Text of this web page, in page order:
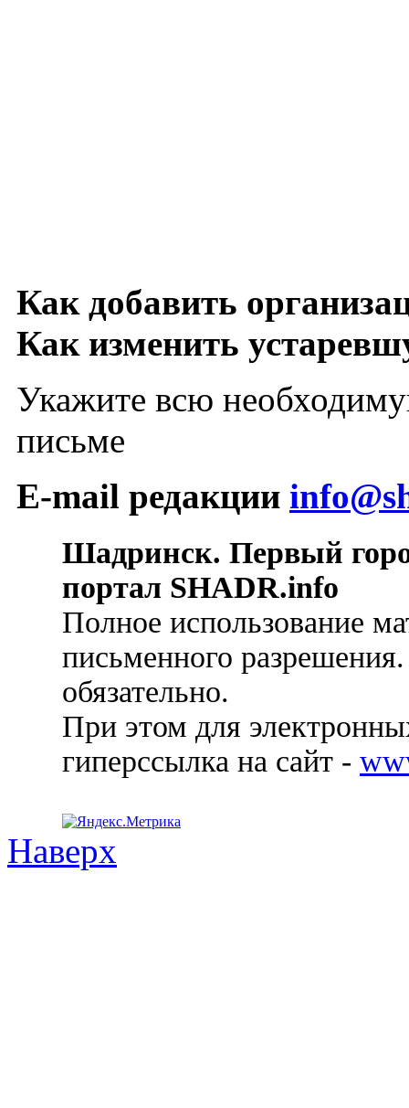
Как добавить
Как изменить
Укажите всю
письме
E-mail редакции
Шадринск. Первый
портал SHADR.info
Полное использование
письменного
обязательно.
При этом для
гиперссылка на сайт -
Наверх